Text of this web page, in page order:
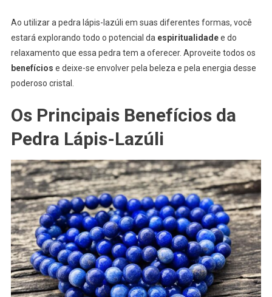
Ao utilizar a pedra lápis-lazúli em suas diferentes formas, você
estará explorando todo o potencial da espiritualidadee do
relaxamento que essa pedra tem a oferecer. Aproveite todos os
benefícios e deixe-se envolver pela beleza e pela energia desse
poderoso cristal.
Os Principais Benefícios da
Pedra Lápis-Lazúli